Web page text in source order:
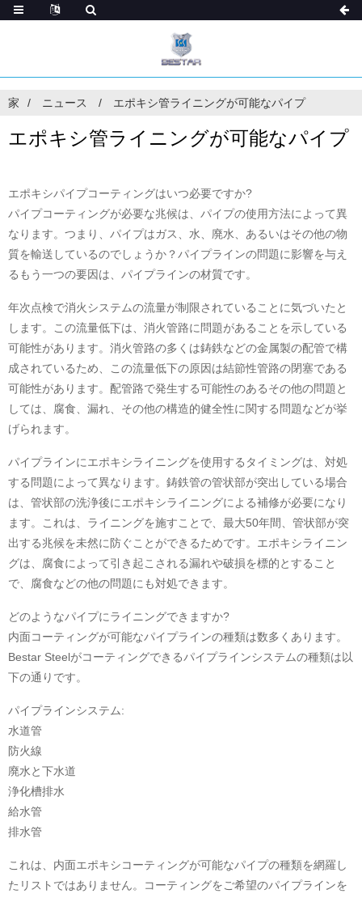
家 ニュース エポキシ管ライニングが可能なパイプ
エポキシ管ライニングが可能なパイプ
エポキシパイプコーティングはいつ必要ですか?
パイプコーティングが必要な兆候は、パイプの使用方法によって異
なります。つまり、パイプはガス、水、廃水、あるいはその他の物
質を輸送しているのでしょうか？パイプラインの問題に影響を与え
るもう一つの要因は、パイプラインの材質です。
年次点検で消火システムの流量が制限されていることに気づいたと
します。この流量低下は、消火管路に問題があることを示している
可能性があります。消火管路の多くは鋳鉄などの金属製の配管で構
成されているため、この流量低下の原因は結節性管路の閉塞である
可能性があります。配管路で発生する可能性のあるその他の問題と
しては、腐食、漏れ、その他の構造的健全性に関する問題などが挙
げられます。
パイプラインにエポキシライニングを使用するタイミングは、対処
する問題によって異なります。鋳鉄管の管状部が突出している場合
は、管状部の洗浄後にエポキシライニングによる補修が必要になり
ます。これは、ライニングを施すことで、最大50年間、管状部が突
出する兆候を未然に防ぐことができるためです。エポキシライニン
グは、腐食によって引き起こされる漏れや破損を標的とすること
で、腐食などの他の問題にも対処できます。
どのようなパイプにライニングできますか?
内面コーティングが可能なパイプラインの種類は数多くあります。
Bestar Steelがコーティングできるパイプラインシステムの種類は以
下の通りです。
パイプラインシステム:
水道管
防火線
廃水と下水道
浄化槽排水
給水管
排水管
これは、内面エポキシコーティングが可能なパイプの種類を網羅し
たリストではありません。コーティングをご希望のパイプラインを